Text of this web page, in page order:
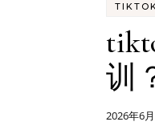
训
2026年6